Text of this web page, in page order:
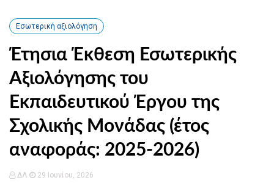
Εσωτερική αξιολόγηση
Έτησια Έκθεση Εσωτερικής
Αξιολόγησης του
Εκπαιδευτικού Έργου της
Σχολικής Μονάδας (έτος
αναφοράς: 2025-2026)
ΔΛ 29 Ιουνίου, 2026